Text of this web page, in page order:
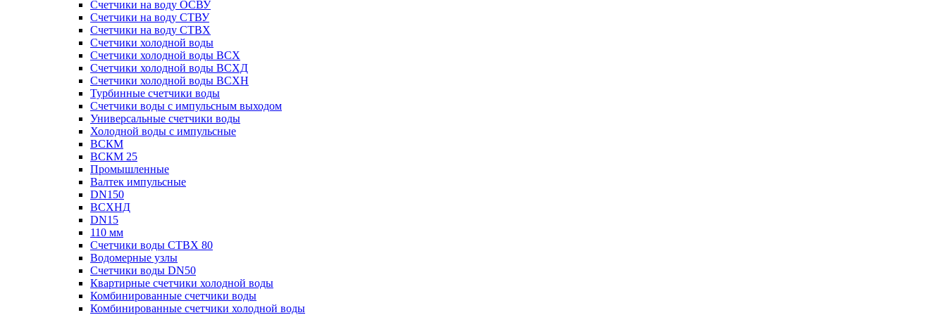
Счетчики на воду ОСВУ
Счетчики на воду СТВУ
Счетчики на воду СТВХ
Счетчики холодной воды
Счетчики холодной воды ВСХ
Счетчики холодной воды ВСХД
Счетчики холодной воды ВСХН
Турбинные счетчики воды
Счетчики воды с импульсным выходом
Универсальные счетчики воды
Холодной воды с импульсные
ВСКМ
ВСКМ 25
Промышленные
Валтек импульсные
DN150
ВСХНД
DN15
110 мм
Счетчики воды СТВХ 80
Водомерные узлы
Счетчики воды DN50
Квартирные счетчики холодной воды
Комбинированные счетчики воды
Комбинированные счетчики холодной воды